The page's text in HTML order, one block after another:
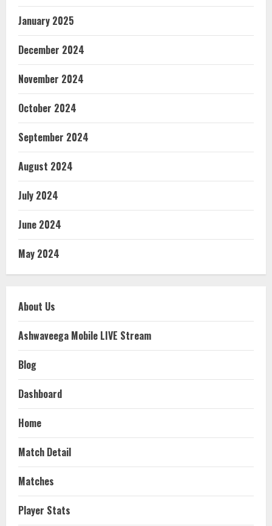
January 2025
December 2024
November 2024
October 2024
September 2024
August 2024
July 2024
June 2024
May 2024
About Us
Ashwaveega Mobile LIVE Stream
Blog
Dashboard
Home
Match Detail
Matches
Player Stats